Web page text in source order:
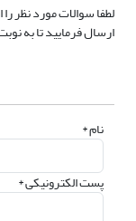
لطفا سوالات مورد نظر
ارسال فرمایید تا به
نام *
پست الکترونیکی *